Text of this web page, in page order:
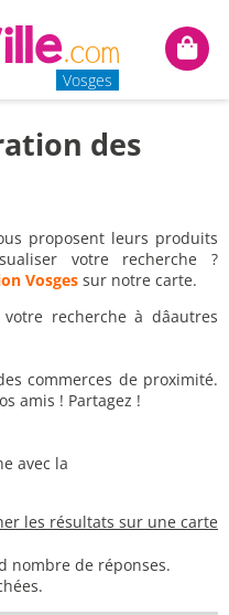
Vosges
Mon
des
proposent leurs produits
votre recherche ?
Vosges sur notre carte.
recherche à dâautres
commerces de proximité.
amis ! Partagez !
avec la
les résultats sur une carte
nombre de réponses.